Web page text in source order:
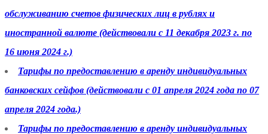
обслуживанию счетов физических лиц в рублях и
иностранной валюте (действовали с 11 декабря 2023 г. по
16 июня 2024 г.)
Тарифы по предоставлению в аренду индивидуальных
банковских сейфов (действовали с 01 апреля 2024 года по 07
апреля 2024 года.)
Тарифы по предоставлению в аренду индивидуальных